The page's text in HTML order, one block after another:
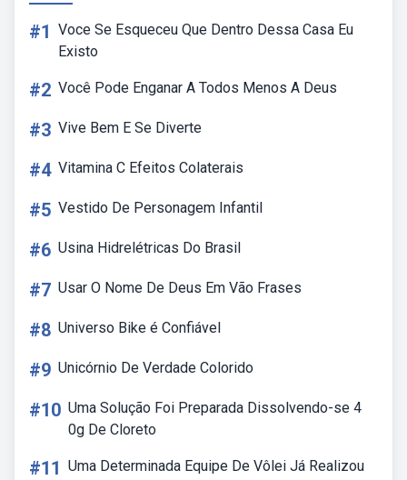
#1 Voce Se Esqueceu Que Dentro Dessa Casa Eu
Existo
#2 Você Pode Enganar A Todos Menos A Deus
#3 Vive Bem E Se Diverte
#4 Vitamina C Efeitos Colaterais
#5 Vestido De Personagem Infantil
#6 Usina Hidrelétricas Do Brasil
#7 Usar O Nome De Deus Em Vão Frases
#8 Universo Bike é Confiável
#9 Unicórnio De Verdade Colorido
#10 Uma Solução Foi Preparada Dissolvendo-se 4
0g De Cloreto
#11 Uma Determinada Equipe De Vôlei Já Realizou